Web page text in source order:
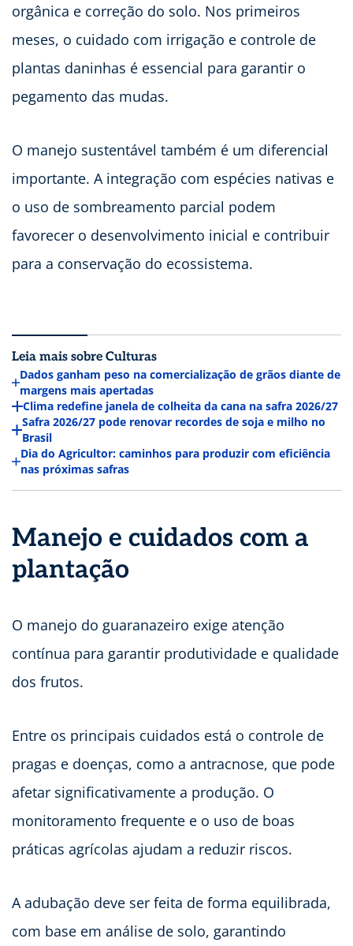
orgânica e correção do solo. Nos primeiros
meses, o cuidado com irrigação e controle de
plantas daninhas é essencial para garantir o
pegamento das mudas.
O manejo sustentável também é um diferencial
importante. A integração com espécies nativas e
o uso de sombreamento parcial podem
favorecer o desenvolvimento inicial e contribuir
para a conservação do ecossistema.
Leia mais sobre Culturas
Dados ganham peso na comercialização de grãos diante de
margens mais apertadas
Clima redefine janela de colheita da cana na safra 2026/27
Safra 2026/27 pode renovar recordes de soja e milho no
Brasil
Dia do Agricultor: caminhos para produzir com eficiência
nas próximas safras
Manejo e cuidados com a
plantação
O manejo do guaranazeiro exige atenção
contínua para garantir produtividade e qualidade
dos frutos.
Entre os principais cuidados está o controle de
pragas e doenças, como a antracnose, que pode
afetar significativamente a produção. O
monitoramento frequente e o uso de boas
práticas agrícolas ajudam a reduzir riscos.
A adubação deve ser feita de forma equilibrada,
com base em análise de solo, garantindo